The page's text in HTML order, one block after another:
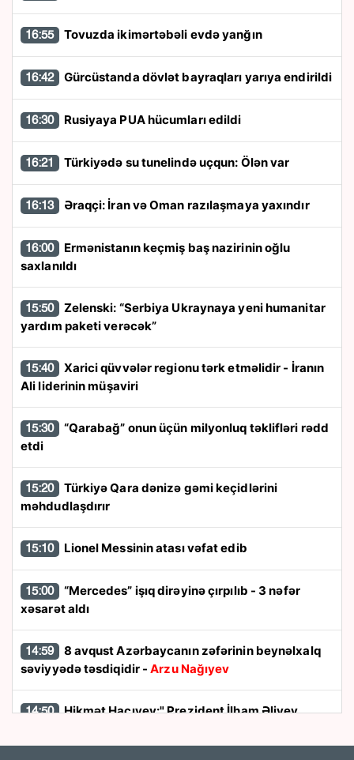
16:55 Tovuzda ikimərtəbəli evdə yanğın
16:42 Gürcüstanda dövlət bayraqları yarıya endirildi
16:30 Rusiyaya PUA hücumları edildi
16:21 Türkiyədə su tunelində uçqun: Ölən var
16:13 Əraqçi: İran və Oman razılaşmaya yaxındır
16:00
saxlanıldı
15:50
yardım paketi verəcək”
15:40
Ali liderinin müşaviri
15:30
etdi
15:20
məhdudlaşdırır
15:10 Lionel Messinin atası vəfat edib
15:00
xəsarət aldı
14:59
səviyyədə təsdiqidir -Arzu Nağıyev
14:50 Hikmət Hacıyev:" Prezident İlham Əliyev